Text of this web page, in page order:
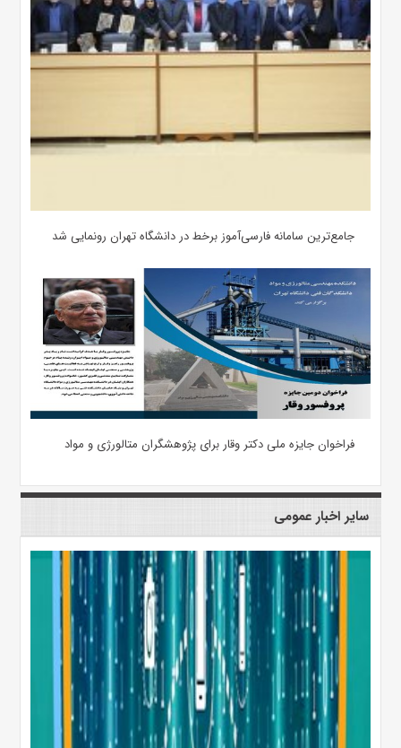
جامع‌ترین سامانه فارسی‌آموز برخط در دانشگاه تهران رونمایی شد
فراخوان جایزه ملی دکتر وقار برای پژوهشگران متالورژی و مواد
سایر اخبار عمومی